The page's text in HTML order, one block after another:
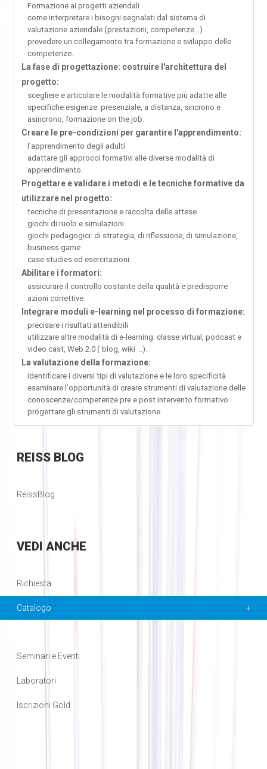
Formazione ai progetti aziendali
come interpretare i bisogni segnalati dal sistema di
valutazione aziendale (prestazioni, competenze...)
prevedere un collegamento tra formazione e sviluppo delle
competenze.
La fase di progettazione: costruire l'architettura del
progetto:
scegliere e articolare le modalità formative più adatte alle
specifiche esigenze: presenziale, a distanza, sincrono e
asincrono, formazione on the job.
Creare le pre-condizioni per garantire l'apprendimento:
l'apprendimento degli adulti
adattare gli approcci formativi alle diverse modalità di
apprendimento.
Progettare e validare i metodi e le tecniche formative da
utilizzare nel progetto:
tecniche di presentazione e raccolta delle attese
giochi di ruolo e simulazioni
giochi pedagogici: di strategia, di riflessione, di simulazione,
business game
case studies ed esercitazioni.
Abilitare i formatori:
assicurare il controllo costante della qualità e predisporre
azioni correttive.
Integrare moduli e-learning nel processo di formazione:
precisare i risultati attendibili
utilizzare altre modalità di e-learning: classe virtual, podcast e
video cast, Web 2.0 ( blog, wiki ...).
La valutazione della formazione:
identificare i diversi tipi di valutazione e le loro specificità
esaminare l'opportunità di creare strumenti di valutazione delle
conoscenze/competenze pre e post intervento formativo
progettare gli strumenti di valutazione.
REISSBLOG
ReissBlog
VEDI ANCHE
Richiesta
Catalogo
Seminari e Eventi
Laboratori
Iscrizioni Gold